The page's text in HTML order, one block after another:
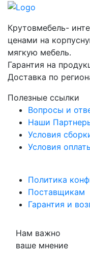
Крутовмебель-
ценами на
мягкую мебель.
Гарантия на
Доставка по
Полезные ссылки
Вопросы и
Наши
Условия
Условия
Политика
Поставщикам
Гарантия и
Нам важно
ваше мнение